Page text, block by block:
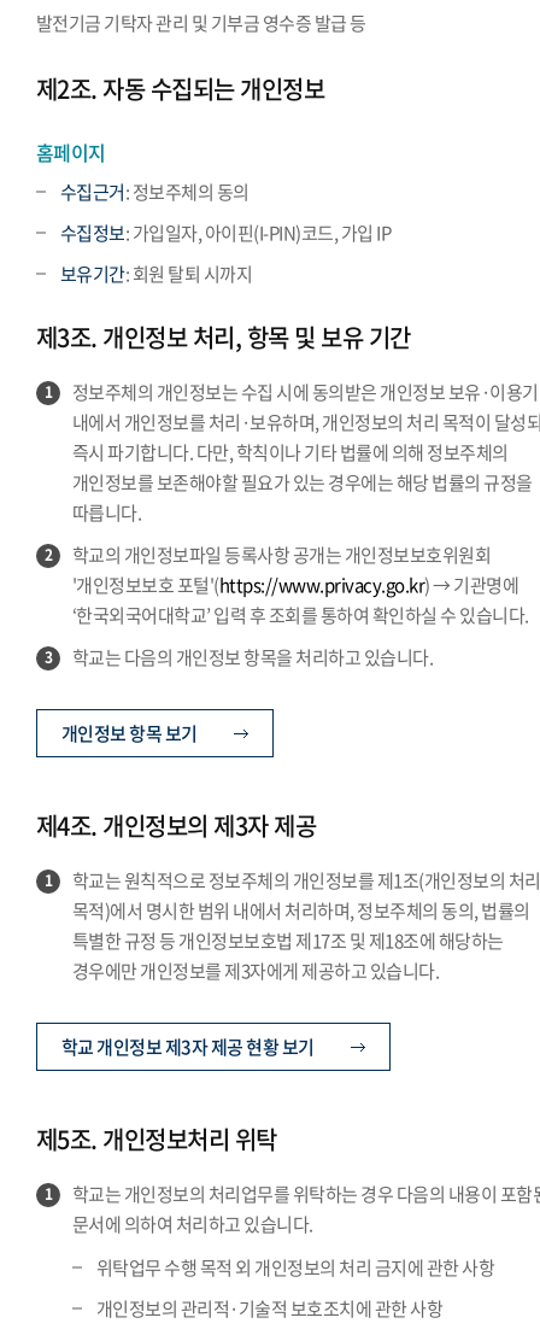
발전기금 기탁자 관리 및 기부금 영수증 발급 등
제2조. 자동 수집되는 개인정보
홈페이지
수집근거: 정보주체의 동의
수집정보: 가입일자, 아이핀(I-PIN)코드, 가입 IP
보유기간: 회원 탈퇴 시까지
제3조. 개인정보 처리, 항목 및 보유 기간
1
정보주체의 개인정보는 수집 시에 동의받은 개인정보 보유·이용
내에서 개인정보를 처리·보유하며, 개인정보의 처리 목적이 달성
즉시 파기합니다. 다만, 학칙이나 기타 법률에 의해 정보주체의
개인정보를 보존해야할 필요가 있는 경우에는 해당 법률의 규정을
따릅니다.
2
학교의 개인정보파일 등록사항 공개는 개인정보보호위원회
'개인정보보호 포털'(https://www.privacy.go.kr) → 기관명에
‘한국외국어대학교’ 입력 후 조회를 통하여 확인하실 수 있습니다.
3 학교는 다음의 개인정보 항목을 처리하고 있습니다.
개인정보 항목 보기
제4조. 개인정보의 제3자 제공
1
학교는 원칙적으로 정보주체의 개인정보를 제1조(개인정보의 처리
목적)에서 명시한 범위 내에서 처리하며, 정보주체의 동의, 법률의
특별한 규정 등 개인정보보호법 제17조 및 제18조에 해당하는
경우에만 개인정보를 제3자에게 제공하고 있습니다.
학교 개인정보 제3자 제공 현황 보기
제5조. 개인정보처리 위탁
1
학교는 개인정보의 처리업무를 위탁하는 경우 다음의 내용이 포함
문서에 의하여 처리하고 있습니다.
위탁업무 수행 목적 외 개인정보의 처리 금지에 관한 사항
개인정보의 관리적·기술적 보호조치에 관한 사항